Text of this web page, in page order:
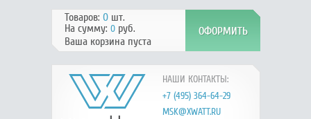
НАШИ КОНТАКТЫ:
+7 (495) 364-64-29
MSK@XWATT.RU
Товаров: 0шт.
На сумму: 0руб.
Ваша корзина пуста